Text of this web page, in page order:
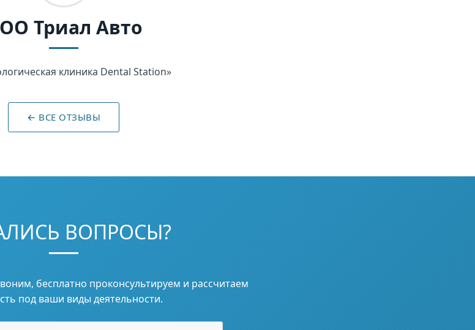
Триал Авто
клиника Dental Station»
← ВСЕ ОТЗЫВЫ
ВОПРОСЫ?
бесплатно проконсультируем и рассчитаем
под ваши виды деятельности.